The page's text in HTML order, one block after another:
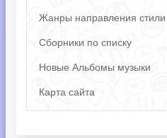
Жанры направления стили
Сборники по списку
Новые Альбомы музыки
Карта сайта